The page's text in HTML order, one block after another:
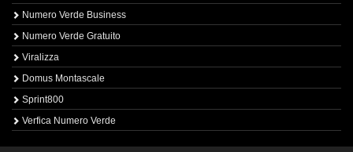
Numero Verde Business
Numero Verde Gratuito
Viralizza
Domus Montascale
Sprint800
Verfica Numero Verde